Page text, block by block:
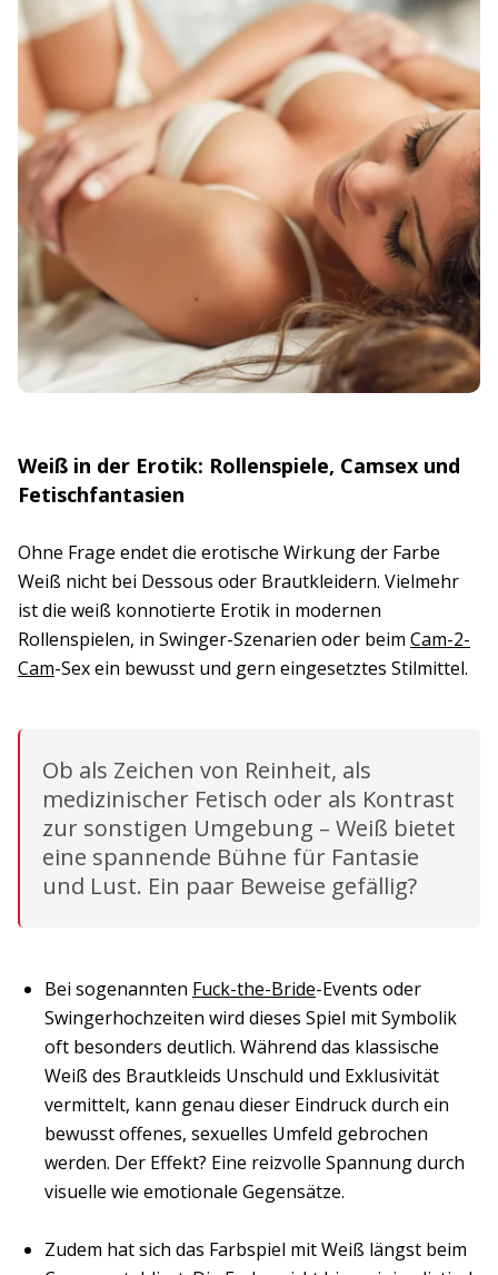
Weiß in der Erotik: Rollenspiele, Camsex und
Fetischfantasien
Ohne Frage endet die erotische Wirkung der Farbe
Weiß nicht bei Dessous oder Brautkleidern. Vielmehr
ist die weiß konnotierte Erotik in modernen
Rollenspielen, in Swinger-Szenarien oder beim Cam-2-
Cam-Sex ein bewusst und gern eingesetztes Stilmittel.
Ob als Zeichen von Reinheit, als
medizinischer Fetisch oder als Kontrast
zur sonstigen Umgebung – Weiß bietet
eine spannende Bühne für Fantasie
und Lust. Ein paar Beweise gefällig?
Bei sogenannten Fuck-the-Bride-Events oder
Swingerhochzeiten wird dieses Spiel mit Symbolik
oft besonders deutlich. Während das klassische
Weiß des Brautkleids Unschuld und Exklusivität
vermittelt, kann genau dieser Eindruck durch ein
bewusst offenes, sexuelles Umfeld gebrochen
werden. Der Effekt? Eine reizvolle Spannung durch
visuelle wie emotionale Gegensätze.
Zudem hat sich das Farbspiel mit Weiß längst beim